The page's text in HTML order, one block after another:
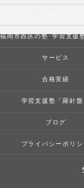
サービス
合格実績
学習支援塾「羅針盤
ブログ
プライバシーポリシ